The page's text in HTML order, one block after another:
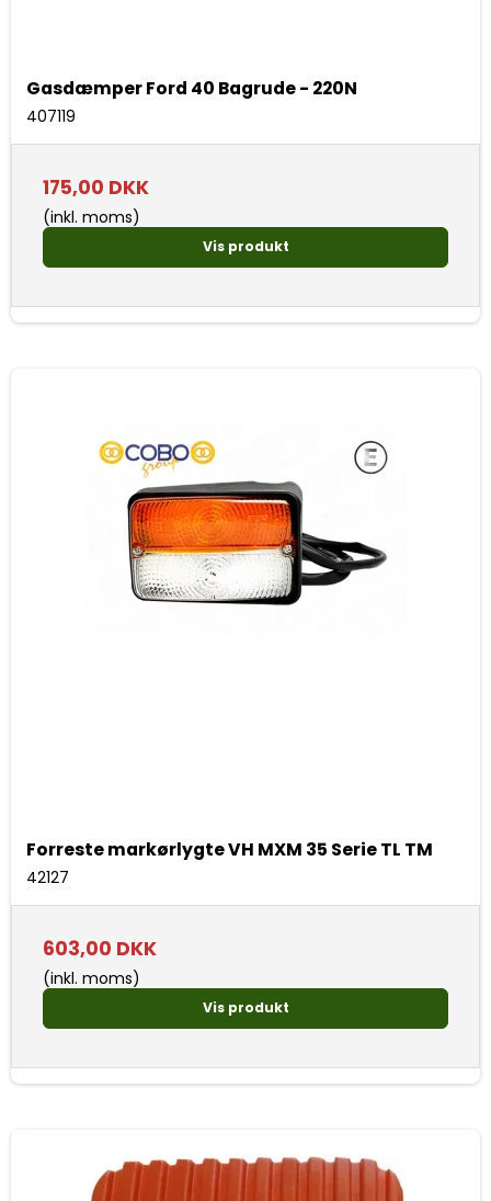
Gasdæmper Ford 40 Bagrude - 220N
407119
175,00 DKK
(inkl. moms)
Vis produkt
Forreste markørlygte VH MXM 35 Serie TL TM
42127
603,00 DKK
(inkl. moms)
Vis produkt